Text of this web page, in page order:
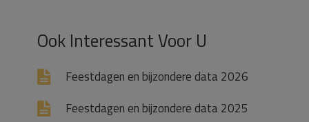
Ook Interessant Voor U
Feestdagen en bijzondere data 2026
Feestdagen en bijzondere data 2025